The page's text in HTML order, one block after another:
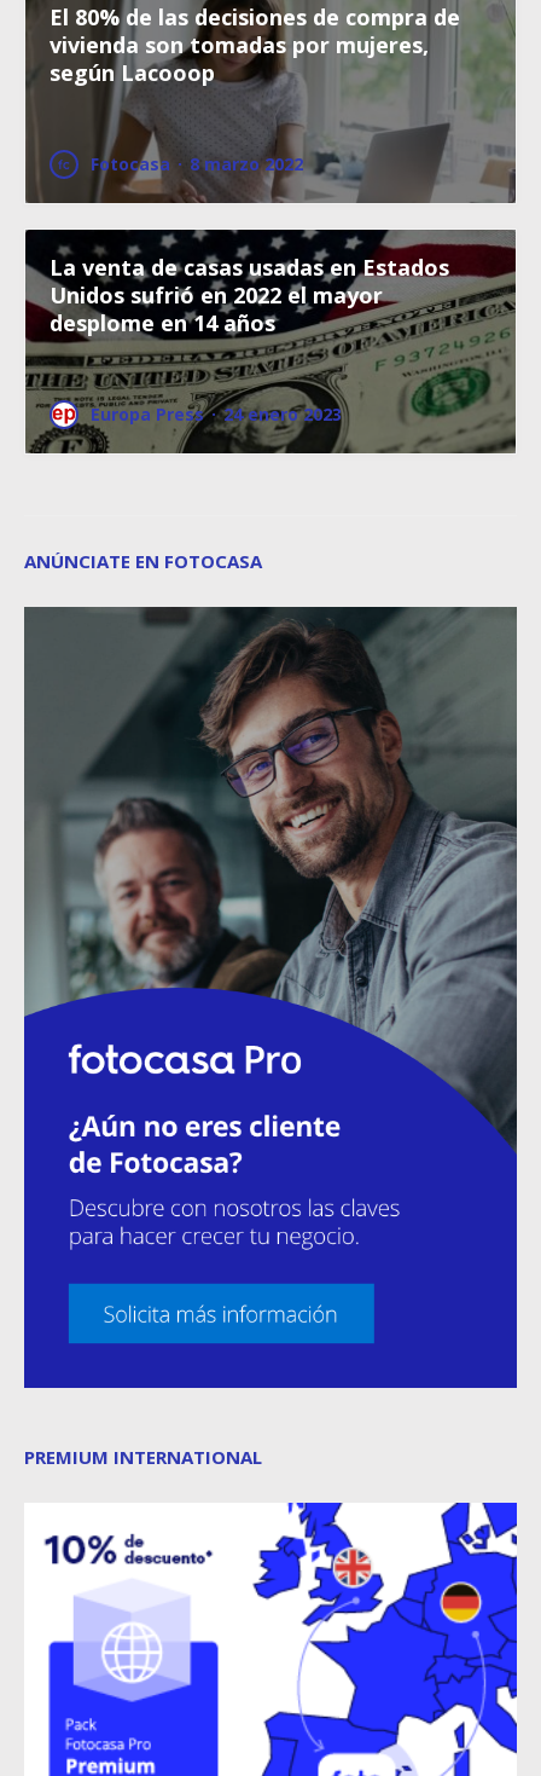
El 80% de las decisiones de compra de
vivienda son tomadas por mujeres,
según Lacooop
Fotocasa · 8 marzo 2022
La venta de casas usadas en Estados
Unidos sufrió en 2022 el mayor
desplome en 14 años
Europa Press · 24 enero 2023
ANÚNCIATE EN FOTOCASA
PREMIUM INTERNATIONAL